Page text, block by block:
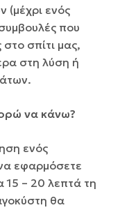
(μέχρι ενός
που
σπίτι μας,
στη λύση ή
να κάνω?
ενός
εφαρμόσετε
15 – 20 λεπτά τη
θα